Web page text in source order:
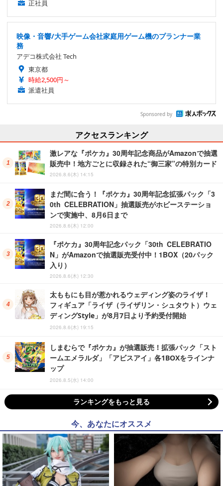
正社員
映像・音響/大手ゲーム会社家庭用ゲーム機のプランナー業
務
アデコ株式会社 Tech
東京都
時給2,500円～
派遣社員
Sponsored by
アクセスランキング
激レアな『ポケカ』30周年記念商品がAmazonで抽選
販売中！地方ごとに収録された“御三家”の特別カード
2026.8.6(木) 14:15
まだ間に合う！『ポケカ』30周年記念拡張パック「3
0th CELEBRATION」抽選販売がホビーステーショ
ンで実施中、8月6日まで
2026.8.6(木) 12:00
『ポケカ』30周年記念パック「30th CELEBRATIO
N」がAmazonで抽選販売受付中！1BOX（20パック
入り）
2026.8.6(木) 12:30
太ももにも目が惹かれるウェディング姿のライザ！
フィギュア「ライザ（ライザリン・シュタウト）ウェ
ディングStyle」が8月7日より予約受付開始
2026.8.6(木) 19:15
しまむらで『ポケカ』が抽選販売！拡張パック「スト
ームエメラルダ」「アビスアイ」各1BOXをラインナ
ップ
2026.8.5(水) 14:00
ランキングをもっと見る
今、あなたにオススメ